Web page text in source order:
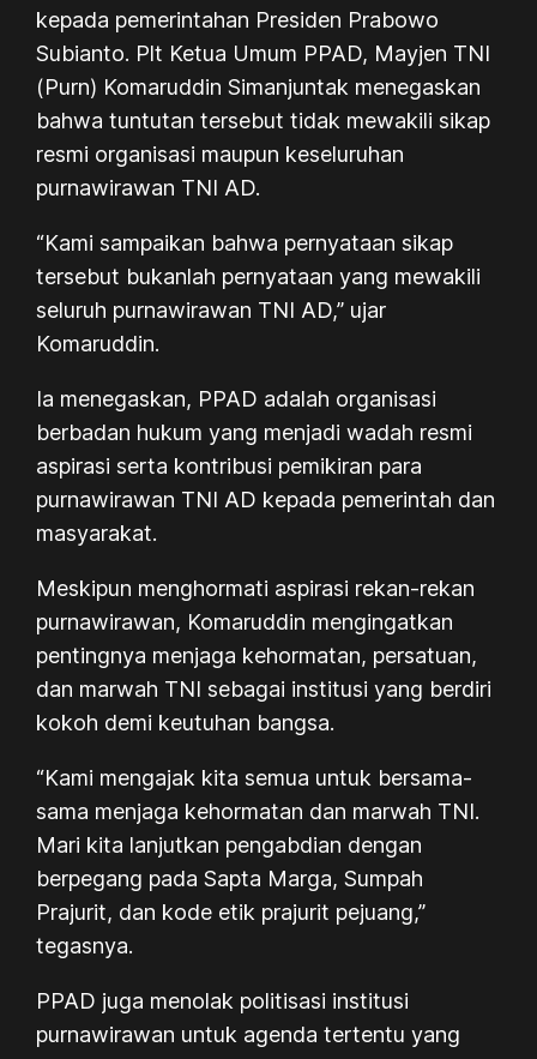
kepada pemerintahan Presiden Prabowo
Subianto. Plt Ketua Umum PPAD, Mayjen TNI
(Purn) Komaruddin Simanjuntak menegaskan
bahwa tuntutan tersebut tidak mewakili sikap
resmi organisasi maupun keseluruhan
purnawirawan TNI AD.
“Kami sampaikan bahwa pernyataan sikap
tersebut bukanlah pernyataan yang mewakili
seluruh purnawirawan TNI AD,” ujar
Komaruddin.
Ia menegaskan, PPAD adalah organisasi
berbadan hukum yang menjadi wadah resmi
aspirasi serta kontribusi pemikiran para
purnawirawan TNI AD kepada pemerintah dan
masyarakat.
Meskipun menghormati aspirasi rekan-rekan
purnawirawan, Komaruddin mengingatkan
pentingnya menjaga kehormatan, persatuan,
dan marwah TNI sebagai institusi yang berdiri
kokoh demi keutuhan bangsa.
“Kami mengajak kita semua untuk bersama-
sama menjaga kehormatan dan marwah TNI.
Mari kita lanjutkan pengabdian dengan
berpegang pada Sapta Marga, Sumpah
Prajurit, dan kode etik prajurit pejuang,”
tegasnya.
PPAD juga menolak politisasi institusi
purnawirawan untuk agenda tertentu yang